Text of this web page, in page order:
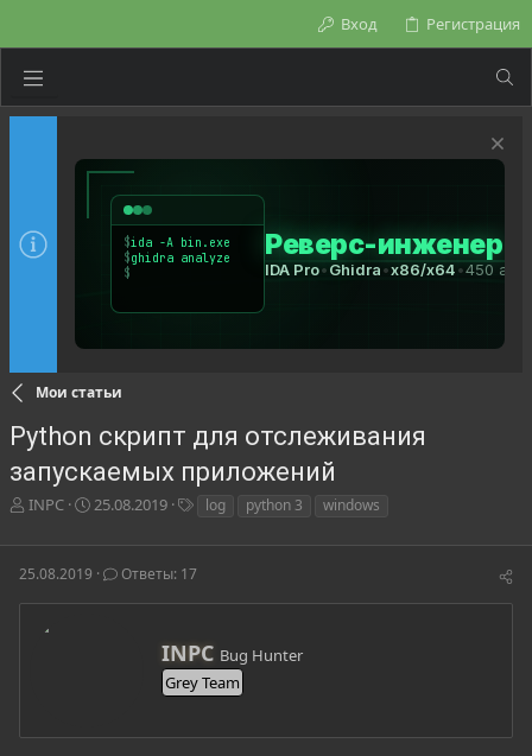
Вход Регистрация
Мои статьи
Python скрипт для отслеживания
запускаемых приложений
А
т
о
т
INPC
Д
т
а
а
25.08.2019
г
и
log python 3 windows
25.08.2019 Ответы: 17
А
в
т
р
INPC Bug Hunter
Grey Team